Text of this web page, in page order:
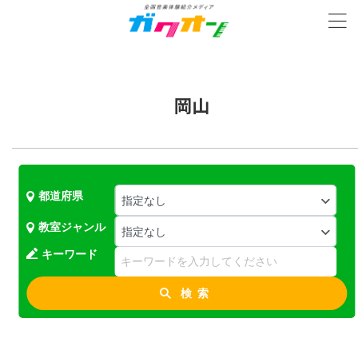
岡山
都道府県
教室ジャンル
キーワード
検索